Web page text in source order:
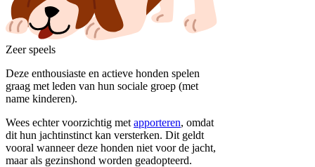
Zeer speels
Deze enthousiaste en actieve honden spelen
graag met leden van hun sociale groep (met
name kinderen).
Wees echter voorzichtig met apporteren, omdat
dit hun jachtinstinct kan versterken. Dit geldt
vooral wanneer deze honden niet voor de jacht,
maar als gezinshond worden geadopteerd.